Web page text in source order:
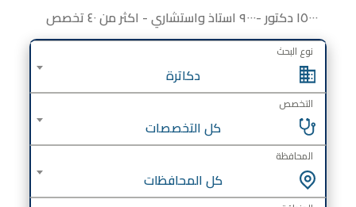
١٥٠٠٠ دكتور -٩٠٠٠ استاذ واستشاري - اكثر من ٤٠ تخصص
نوع البحث
دكاترة
التخصص
كل التخصصات
المحافظة
كل المحافظات